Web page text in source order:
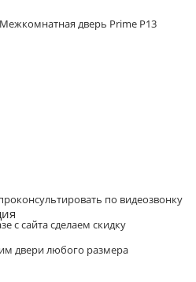
Межкомнатная дверь Prime P13
по видеозвонку
с сайта сделаем скидку
двери любого размера